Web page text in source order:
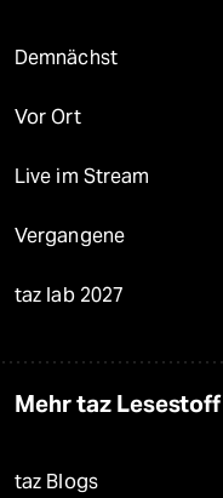
Demnächst
Vor Ort
Live im Stream
Vergangene
taz lab 2027
Mehr taz Lesestoff
taz Blogs